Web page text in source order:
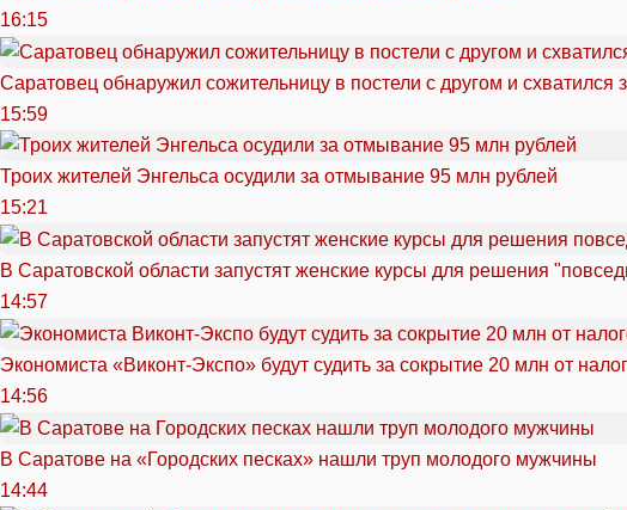
16:15
Саратовец обнаружил сожительницу в постели с другом и схватился
15:59
Троих жителей Энгельса осудили за отмывание 95 млн рублей
15:21
В Саратовской области запустят женские курсы для решения
14:57
Экономиста «Виконт-Экспо» будут судить за сокрытие 20 млн от
14:56
В Саратове на «Городских песках» нашли труп молодого мужчины
14:44